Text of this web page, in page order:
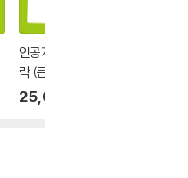
인공지능과 윤리적 맥
락 (큰글자책)
25,000